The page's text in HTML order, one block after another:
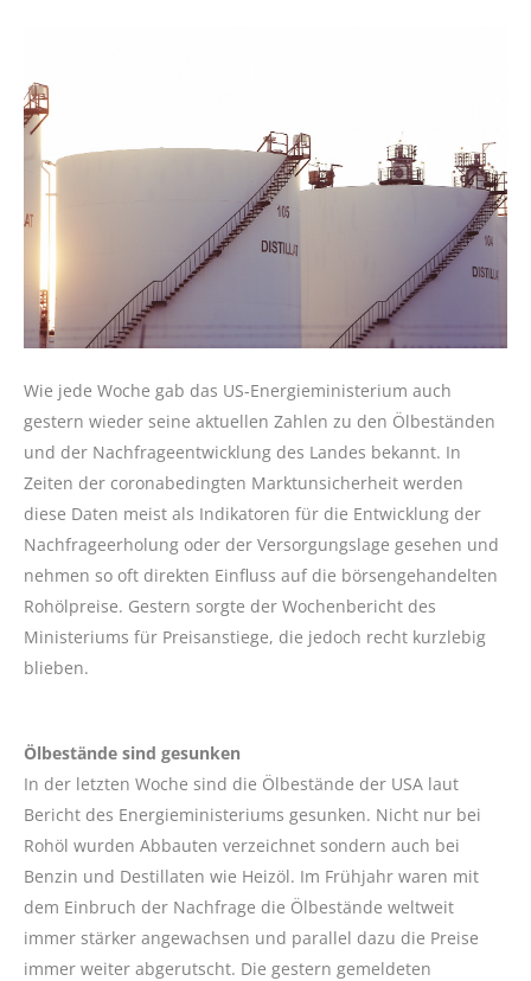
Wie jede Woche gab das US-Energieministerium auch
gestern wieder seine aktuellen Zahlen zu den Ölbeständen
und der Nachfrageentwicklung des Landes bekannt. In
Zeiten der coronabedingten Marktunsicherheit werden
diese Daten meist als Indikatoren für die Entwicklung der
Nachfrageerholung oder der Versorgungslage gesehen und
nehmen so oft direkten Einfluss auf die börsengehandelten
Rohölpreise. Gestern sorgte der Wochenbericht des
Ministeriums für Preisanstiege, die jedoch recht kurzlebig
blieben.
Ölbestände sind gesunken
In der letzten Woche sind die Ölbestände der USA laut
Bericht des Energieministeriums gesunken. Nicht nur bei
Rohöl wurden Abbauten verzeichnet sondern auch bei
Benzin und Destillaten wie Heizöl. Im Frühjahr waren mit
dem Einbruch der Nachfrage die Ölbestände weltweit
immer stärker angewachsen und parallel dazu die Preise
immer weiter abgerutscht. Die gestern gemeldeten